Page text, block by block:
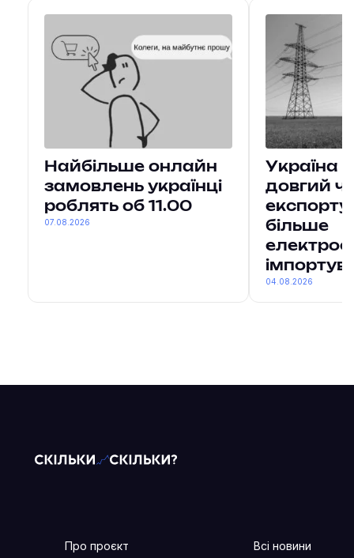
Найбільше онлайн
замовлень українці
роблять об 11.00
07.08.2026
Україна
довгий
більше
04.08.2026
Про проєкт
Всі новини